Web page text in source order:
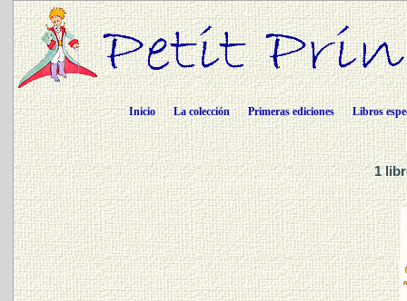
Inicio La colección Primeras ediciones Libros
1